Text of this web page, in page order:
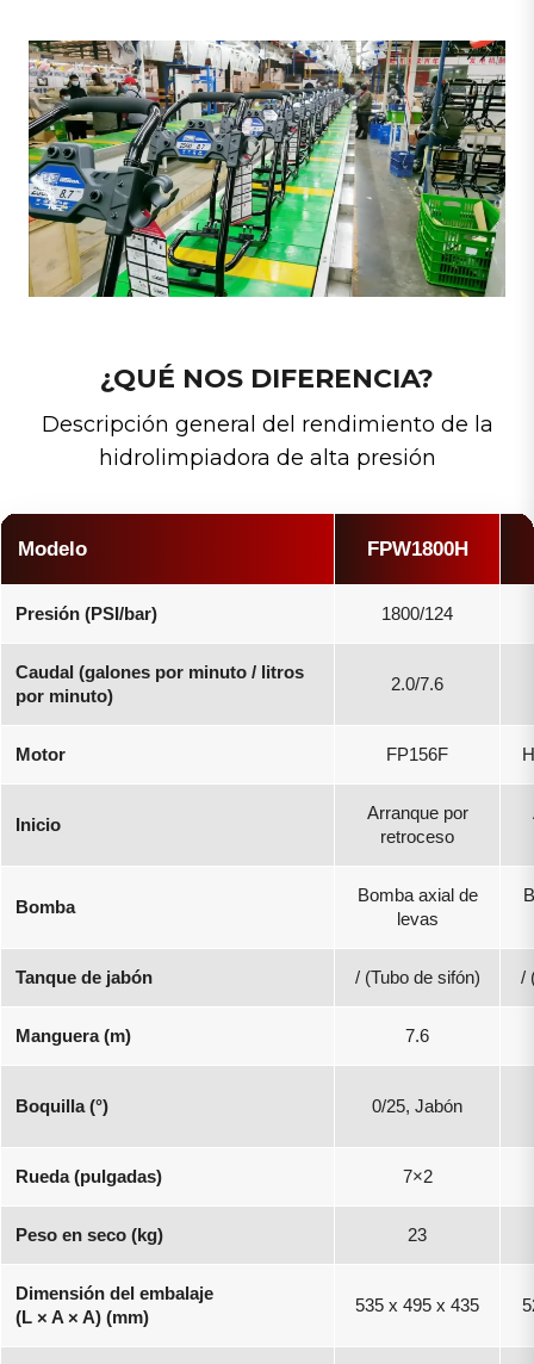
¿QUÉ NOS DIFERENCIA?
Descripción general del rendimiento de la
hidrolimpiadora de alta presión
Modelo FPW1800H
Presión (PSI/bar) 1800/124
Caudal (galones por minuto / litros
por minuto)
2.0/7.6
Motor FP156F
Inicio
Arranque por
retroceso
Bomba
Bomba axial de
levas
Tanque de jabón / (Tubo de sifón) /
Manguera (m) 7.6
Boquilla (°) 0/25, Jabón
Rueda (pulgadas) 7×2
Peso en seco (kg) 23
Dimensión del embalaje
(L × A × A) (mm)
535 x 495 x 435